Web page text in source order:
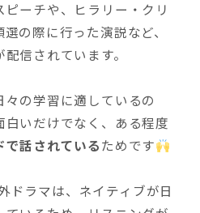
ーチや、ヒラリー・クリ
の際に行った演説など、
信されています。
の学習に適しているの
いだけでなく、ある程度
話されているためです
ラマは、ネイティブが日